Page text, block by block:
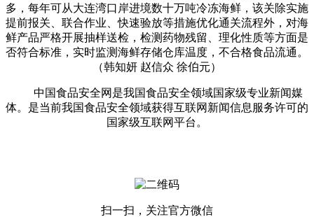
多，每年可从大连湾口岸进境数十万吨冷冻海鲜，该关除实施
提前报关、联合作业、快速验放等措施优化通关流程外，对海
鲜产品严格开展抽样送检，检测药物残留、理化性质等方面是
否符合标准，实时监测海鲜存储仓库温度，不合格食品流通。
（韩知妍 赵信众 徐伯元）
中国食品安全网是我国食品安全领域国家级专业新闻媒
体。是当前我国食品安全领域获得互联网新闻信息服务许可的
国家级互联网平台。
扫一扫，关注官方微信